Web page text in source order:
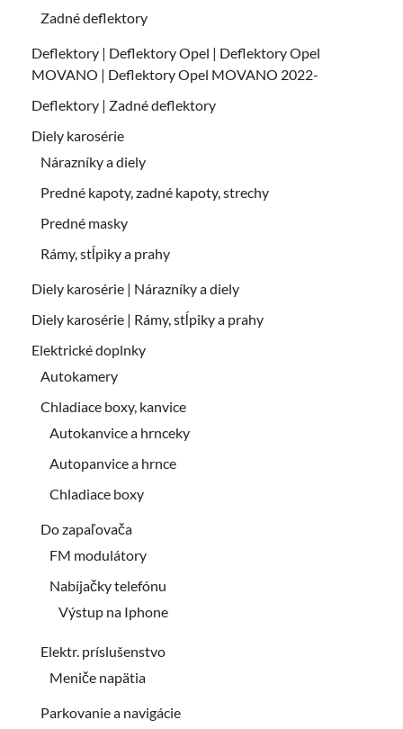
Zadné deflektory
Deflektory | Deflektory Opel | Deflektory Opel
MOVANO | Deflektory Opel MOVANO 2022-
Deflektory | Zadné deflektory
Diely karosérie
Nárazníky a diely
Predné kapoty, zadné kapoty, strechy
Predné masky
Rámy, stĺpiky a prahy
Diely karosérie | Nárazníky a diely
Diely karosérie | Rámy, stĺpiky a prahy
Elektrické doplnky
Autokamery
Chladiace boxy, kanvice
Autokanvice a hrnceky
Autopanvice a hrnce
Chladiace boxy
Do zapaľovača
FM modulátory
Nabíjačky telefónu
Výstup na Iphone
Elektr. príslušenstvo
Meniče napätia
Parkovanie a navigácie